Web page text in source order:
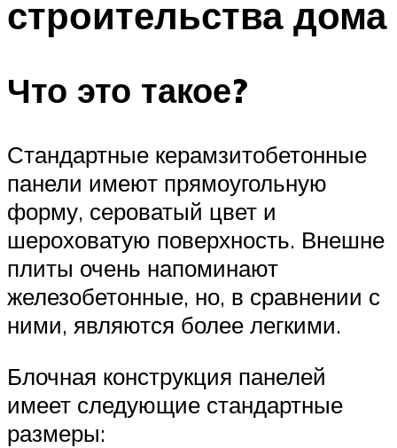
строительства дома
Что это такое?
Стандартные керамзитобетонные
панели имеют прямоугольную
форму, сероватый цвет и
шероховатую поверхность. Внешне
плиты очень напоминают
железобетонные, но, в сравнении с
ними, являются более легкими.
Блочная конструкция панелей
имеет следующие стандартные
размеры: